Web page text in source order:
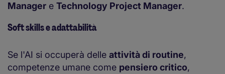
Manager e Technology Project Manager.
Soft skills e adattabilità
Se l'AI si occuperà delle attività di routine,
competenze umane come pensiero critico,